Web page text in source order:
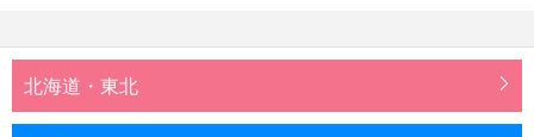
北海道・東北